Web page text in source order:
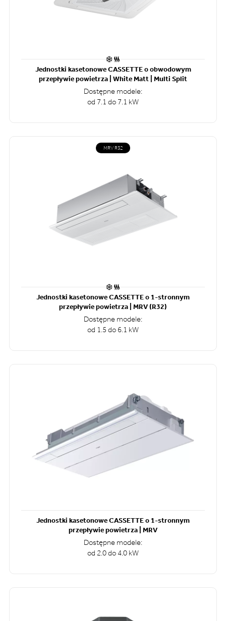
Jednostki kasetonowe CASSETTE o obwodowym
przepływie powietrza | White Matt | Multi Split
Dostępne modele:
od 7.1 do 7.1 kW
MRV R32
Jednostki kasetonowe CASSETTE o 1-stronnym
przepływie powietrza | MRV (R32)
Dostępne modele:
od 1.5 do 6.1 kW
Jednostki kasetonowe CASSETTE o 1-stronnym
przepływie powietrza | MRV
Dostępne modele:
od 2.0 do 4.0 kW